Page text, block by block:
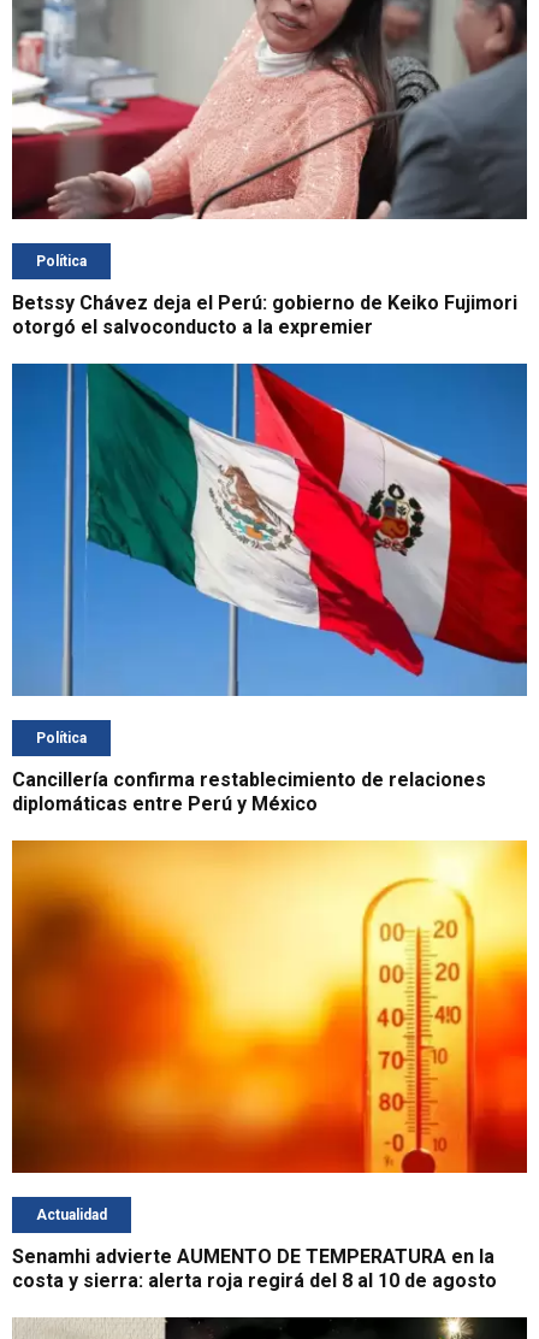
Política
Betssy Chávez deja el Perú: gobierno de Keiko Fujimori
otorgó el salvoconducto a la expremier
Política
Cancillería confirma restablecimiento de relaciones
diplomáticas entre Perú y México
Actualidad
Senamhi advierte AUMENTO DE TEMPERATURA en la
costa y sierra: alerta roja regirá del 8 al 10 de agosto